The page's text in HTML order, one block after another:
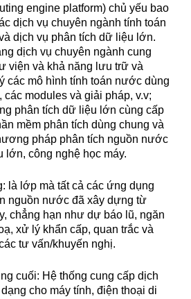
engine platform) chủ yếu bao
dịch vụ chuyên ngành tính toán
dịch vụ phân tích dữ liệu lớn.
dịch vụ chuyên ngành cung
viện và khả năng lưu trữ và
các mô hình tính toán nước dùng
các modules và giải pháp, v.v;
phân tích dữ liệu lớn cùng cấp
mềm phân tích dùng chung và
pháp phân tích nguồn nước
lớn, công nghệ học máy.
là lớp mà tất cả các ứng dụng
nguồn nước đã xây dựng từ
chẳng hạn như dự báo lũ, ngăn
xử lý khẩn cấp, quan trắc và
tư vấn/khuyến nghị.
cuối: Hệ thống cung cấp dịch
cho máy tính, điện thoại di